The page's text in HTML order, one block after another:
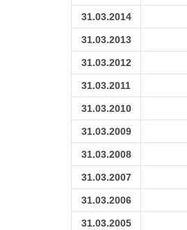
31.03.2014
31.03.2013
31.03.2012
31.03.2011
31.03.2010
31.03.2009
31.03.2008
31.03.2007
31.03.2006
31.03.2005